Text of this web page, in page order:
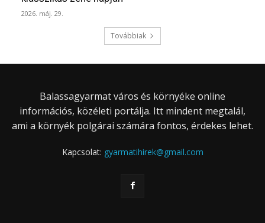
2026. máj. 29.
Továbbiak
Balassagyarmat város és környéke online
információs, közéleti portálja. Itt mindent megtalál,
ami a környék polgárai számára fontos, érdekes lehet.
Kapcsolat: gyarmatihirek@gmail.com